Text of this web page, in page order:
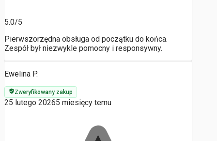
5.0/5
Pierwszorzędna obsługa od początku do końca.
Zespół był niezwykle pomocny i responsywny.
Ewelina P.
Zweryfikowany zakup
25 lutego 20265 miesięcy temu